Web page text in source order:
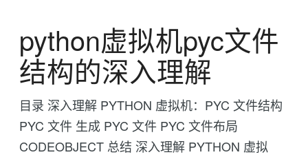
python虚拟机pyc文件
结构的深入理解
目录 深入理解 PYTHON 虚拟机：PYC 文件结构
PYC 文件 生成 PYC 文件 PYC 文件布局
CODEOBJECT 总结 深入理解 PYTHON 虚拟